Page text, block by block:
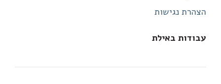
הצהרת נגישות
עבודות באילת